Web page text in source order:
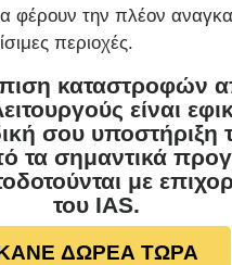
φέρουν την πλέον
περιοχές.
καταστροφών
είναι
σου υποστήριξη
τα σημαντικά
με
του IAS.
ΔΩΡΕΑ ΤΩΡΑ